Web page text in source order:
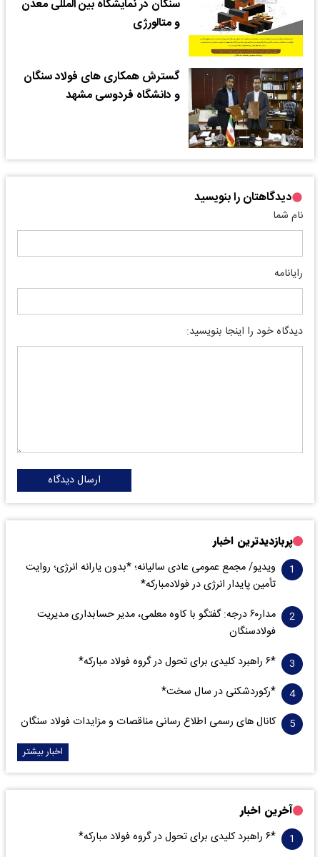
سنگان در نمایشگاه بین المللی معدن
و متالورژی
گسترش همکاری های فولاد سنگان
و دانشگاه فردوسی مشهد
دیدگاهتان را بنویسید
نام شما
رایانامه
دیدگاه خود را اینجا بنویسید:
ارسال دیدگاه
پربازدیدترین اخبار
ویدیو/ مجمع عمومی عادی سالیانه؛ *بدون یارانه انرژی؛ روایت
تأمین پایدار انرژی در فولادمبارکه*
مدار‌۶٠ درجه: گفتگو با کاوه معلمی، مدیر حسابداری مدیریت
فولادسنگان
*۶ راهبرد کلیدی برای تحول در گروه فولاد مبارکه*
*رکوردشکنی در سال سخت*
کانال های رسمی اطلاع رسانی مناقصات و مزایدات فولاد سنگان
اخبار بیشتر
آخرین اخبار
*۶ راهبرد کلیدی برای تحول در گروه فولاد مبارکه*